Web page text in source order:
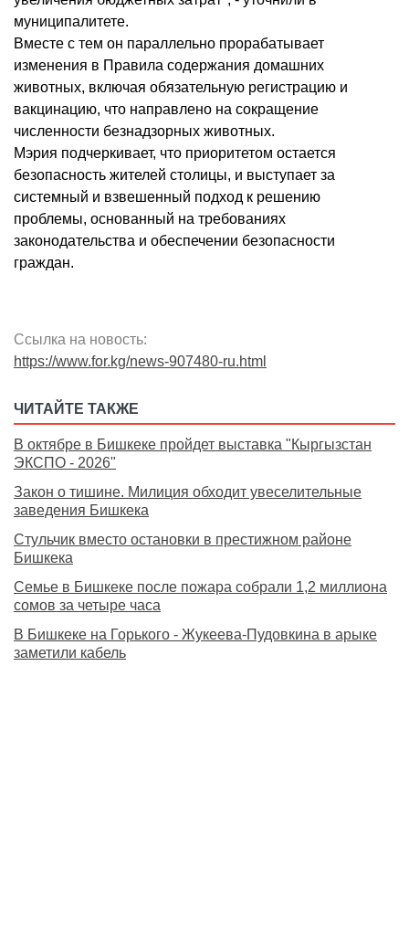
муниципалитете.
Вместе с тем он параллельно прорабатывает
изменения в Правила содержания домашних
животных, включая обязательную регистрацию и
вакцинацию, что направлено на сокращение
численности безнадзорных животных.
Мэрия подчеркивает, что приоритетом остается
безопасность жителей столицы, и выступает за
системный и взвешенный подход к решению
проблемы, основанный на требованиях
законодательства и обеспечении безопасности
граждан.
Ссылка на новость:
https://www.for.kg/news-907480-ru.html
ЧИТАЙТЕ ТАКЖЕ
В октябре в Бишкеке пройдет выставка "Кыргызстан
ЭКСПО - 2026"
Закон о тишине. Милиция обходит увеселительные
заведения Бишкека
Стульчик вместо остановки в престижном районе
Бишкека
Семье в Бишкеке после пожара собрали 1,2 миллиона
сомов за четыре часа
В Бишкеке на Горького - Жукеева-Пудовкина в арыке
заметили кабель